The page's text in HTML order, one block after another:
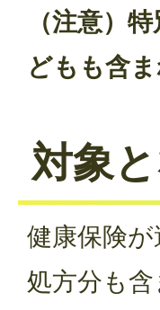
（注意）
どもも含ま
対象
健康保険
処方分も含